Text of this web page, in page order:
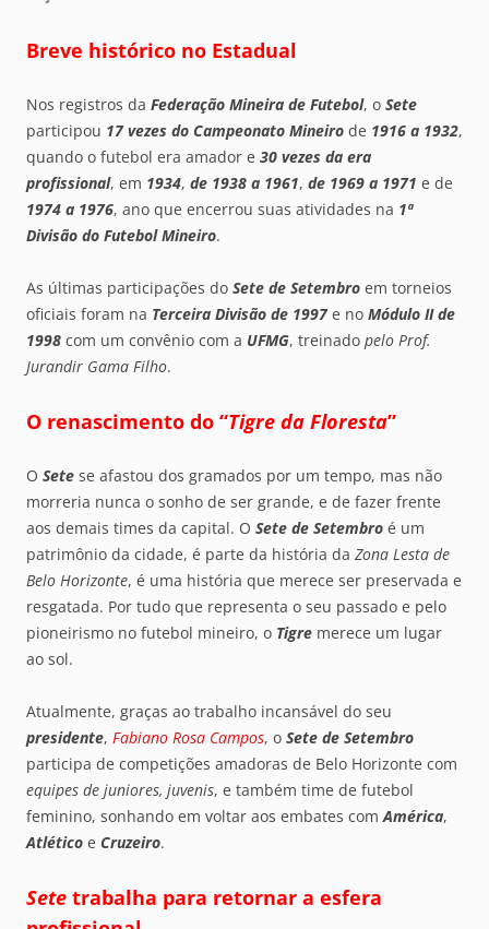
Breve histórico no Estadual
Nos registros da Federação Mineira de Futebol, o Sete
participou 17 vezes do Campeonato Mineiro de 1916 a 1932,
quando o futebol era amador e 30 vezes da era
profissional, em 1934, de 1938 a 1961, de 1969 a 1971 e de
1974 a 1976, ano que encerrou suas atividades na 1ª
Divisão do Futebol Mineiro.
As últimas participações do Sete de Setembro em torneios
oficiais foram na Terceira Divisão de 1997e no Módulo II de
1998 com um convênio com a UFMG, treinado pelo Prof.
Jurandir Gama Filho.
O renascimento do “Tigre da Floresta”
O Sete se afastou dos gramados por um tempo, mas não
morreria nunca o sonho de ser grande, e de fazer frente
aos demais times da capital. O Sete de Setembro é um
patrimônio da cidade, é parte da história da Zona Lesta de
Belo Horizonte, é uma história que merece ser preservada e
resgatada. Por tudo que representa o seu passado e pelo
pioneirismo no futebol mineiro, o Tigre merece um lugar
ao sol.
Atualmente, graças ao trabalho incansável do seu
presidente, Fabiano Rosa Campos, o Sete de Setembro
participa de competições amadoras de Belo Horizonte com
equipes de juniores, juvenis, e também time de futebol
feminino, sonhando em voltar aos embates com América,
Atlético e Cruzeiro.
Sete trabalha para retornar a esfera